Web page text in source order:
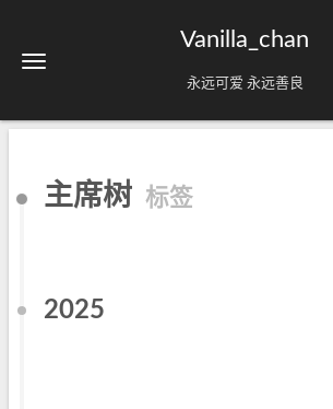
Vanilla_chan
永远可爱 永远善良
主席树 标签
2025